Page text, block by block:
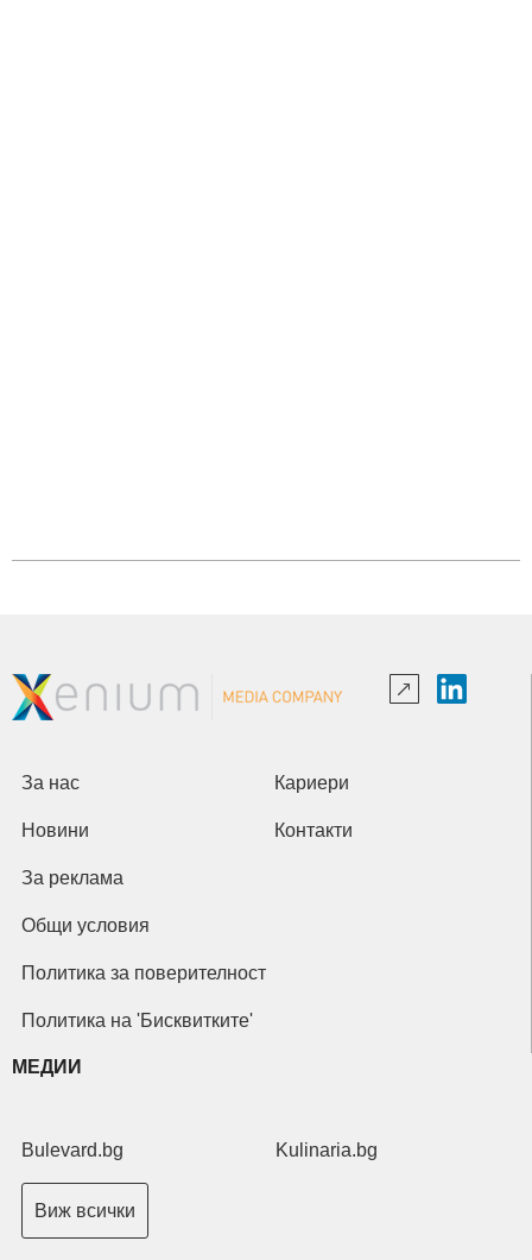
За нас Кариери
Новини Контакти
За реклама
Общи условия
Политика за поверителност
Политика на 'Бисквитките'
МЕДИИ
Bulevard.bg Kulinaria.bg
Виж всички